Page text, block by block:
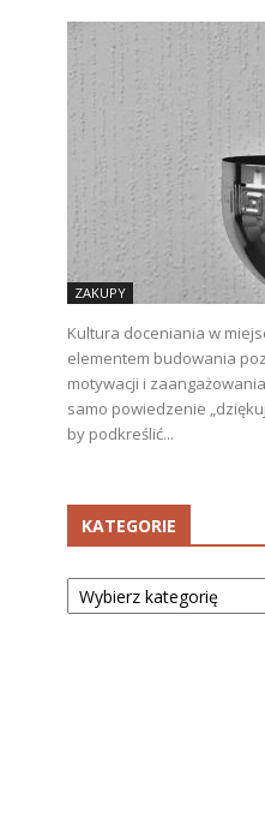
ZAKUPY
Kultura doceniania w
elementem budowania
motywacji i
samo powiedzenie
by podkreślić...
KATEGORIE
Kategorie